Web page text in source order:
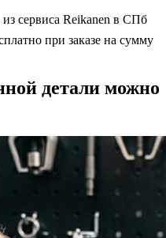
из сервиса Reikanen в СПб
при заказе на сумму
детали можно